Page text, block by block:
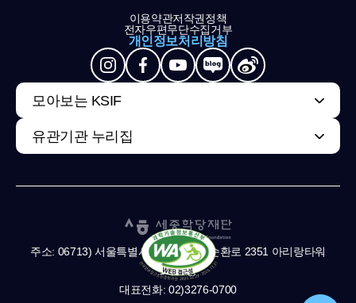
이용약관저작권정책
전자우편무단수집거부
개인정보처리방침
모아보는 KSIF
유관기관 누리집
주소: 06713) 서울특별시 서초구 남부순환로 2351 아리랑타워
11,13층
대표전화: 02)3276-0700